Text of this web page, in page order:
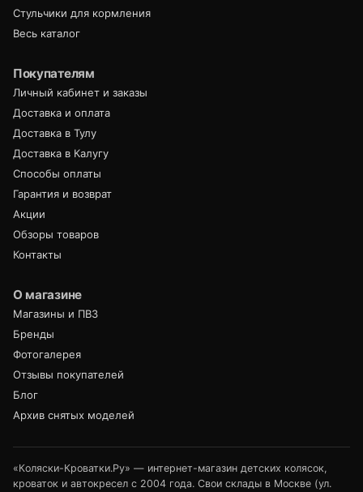
Стульчики для кормления
Весь каталог
Покупателям
Личный кабинет и заказы
Доставка и оплата
Доставка в Тулу
Доставка в Калугу
Способы оплаты
Гарантия и возврат
Акции
Обзоры товаров
Контакты
О магазине
Магазины и ПВЗ
Бренды
Фотогалерея
Отзывы покупателей
Блог
Архив снятых моделей
«Коляски-Кроватки.Ру» — интернет-магазин детских колясок,
кроваток и автокресел с 2004 года. Свои склады в Москве (ул.